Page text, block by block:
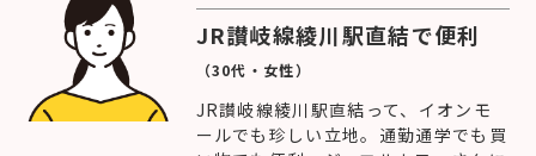
JR讃岐線綾川駅直結で便利
（30代・女性）
JR讃岐線綾川駅直結って、イオンモ
ールでも珍しい立地。通勤通学でも買